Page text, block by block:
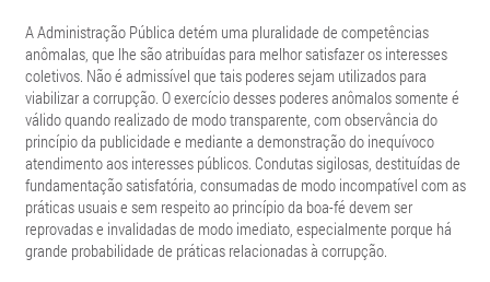
A Administração Pública detém uma pluralidade de competências
anômalas, que lhe são atribuídas para melhor satisfazer os interesses
coletivos. Não é admissível que tais poderes sejam utilizados para
viabilizar a corrupção. O exercício desses poderes anômalos somente é
válido quando realizado de modo transparente, com observância do
princípio da publicidade e mediante a demonstração do inequívoco
atendimento aos interesses públicos. Condutas sigilosas, destituídas de
fundamentação satisfatória, consumadas de modo incompatível com as
práticas usuais e sem respeito ao princípio da boa-fé devem ser
reprovadas e invalidadas de modo imediato, especialmente porque há
grande probabilidade de práticas relacionadas à corrupção.